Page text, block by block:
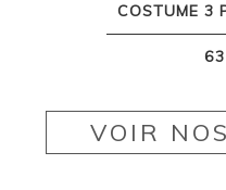
COSTUME 3
VOIR